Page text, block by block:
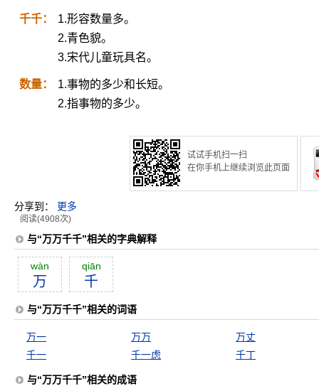
千千：
1.形容数量多。
2.青色貌。
3.宋代儿童玩具名。
数量：
1.事物的多少和长短。
2.指事物的多少。
试试手机扫一扫
在你手机上继续浏览此页面
分享到： 更多
阅读(4908次)
与“万万千千”相关的字典解释
wàn
万
qiān
千
与“万万千千”相关的词语
万一 万万
万丈
千一
千一虑 千丁
与“万万千千”相关的成语